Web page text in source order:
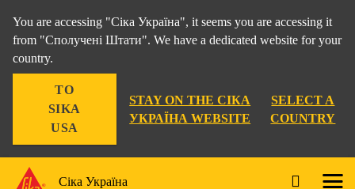
You are accessing "Сіка Україна", it seems you are accessing it
from "Сполучені Штати". We have a dedicated website for your
country.
TO
SIKA
USA
STAY ON THE СІКА
УКРАЇНА WEBSITE
SELECT A
COUNTRY
Сіка Україна